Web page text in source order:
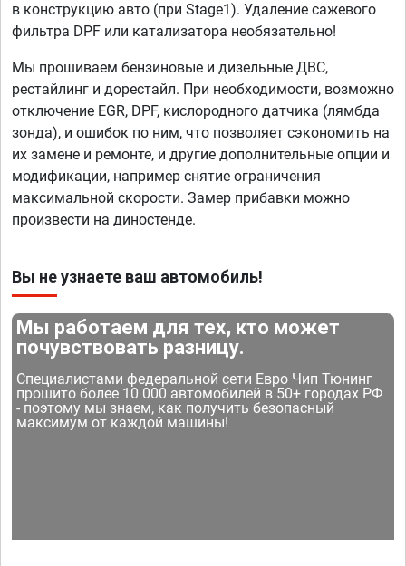
в конструкцию авто (при Stage1). Удаление сажевого
фильтра DPF или катализатора необязательно!
Мы прошиваем бензиновые и дизельные ДВС,
рестайлинг и дорестайл. При необходимости, возможно
отключение EGR, DPF, кислородного датчика (лямбда
зонда), и ошибок по ним, что позволяет сэкономить на
их замене и ремонте, и другие дополнительные опции и
модификации, например снятие ограничения
максимальной скорости. Замер прибавки можно
произвести на диностенде.
Вы не узнаете ваш автомобиль!
Мы работаем для тех, кто может
почувствовать разницу.
Специалистами федеральной сети Евро Чип Тюнинг
прошито более 10 000 автомобилей в 50+ городах РФ
- поэтому мы знаем, как получить безопасный
максимум от каждой машины!